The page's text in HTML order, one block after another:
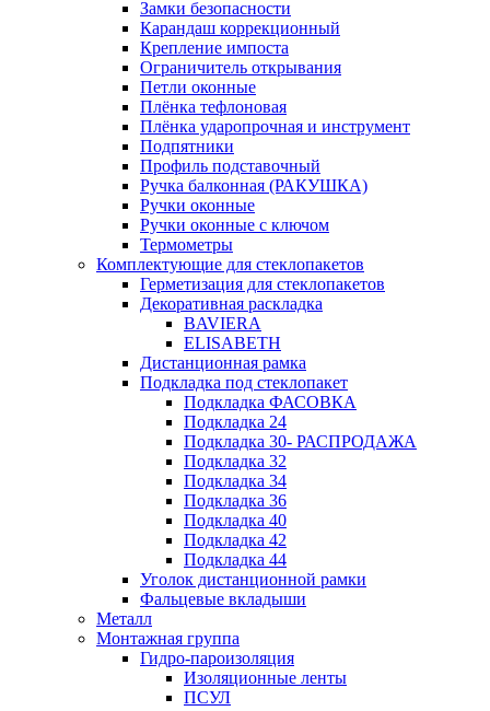
Замки безопасности
Карандаш коррекционный
Крепление импоста
Ограничитель открывания
Петли оконные
Плёнка тефлоновая
Плёнка ударопрочная и инструмент
Подпятники
Профиль подставочный
Ручка балконная (РАКУШКА)
Ручки оконные
Ручки оконные с ключом
Термометры
Комплектующие для стеклопакетов
Герметизация для стеклопакетов
Декоративная раскладка
BAVIERA
ELISABETH
Дистанционная рамка
Подкладка под стеклопакет
Подкладка ФАСОВКА
Подкладка 24
Подкладка 30- РАСПРОДАЖА
Подкладка 32
Подкладка 34
Подкладка 36
Подкладка 40
Подкладка 42
Подкладка 44
Уголок дистанционной рамки
Фальцевые вкладыши
Металл
Монтажная группа
Гидро-пароизоляция
Изоляционные ленты
ПСУЛ